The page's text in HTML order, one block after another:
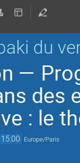
du
—
des
: le
15:00 Europe/Paris